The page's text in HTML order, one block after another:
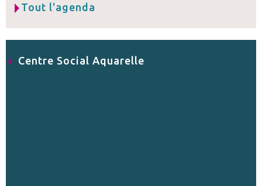
Tout l'agenda
Centre Social Aquarelle